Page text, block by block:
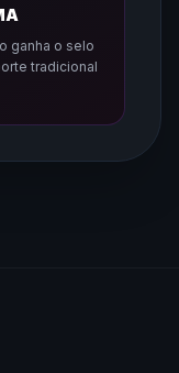
ganha o selo
tradicional